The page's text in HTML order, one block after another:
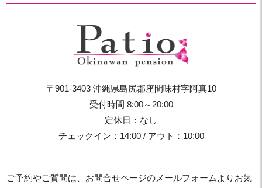
〒901-3403 沖縄県島尻郡座間味村字阿真10
受付時間 8:00～20:00
定休日：なし
チェックイン：14:00 / アウト：10:00
ご予約やご質問は、お問合せページのメールフォームよりお気